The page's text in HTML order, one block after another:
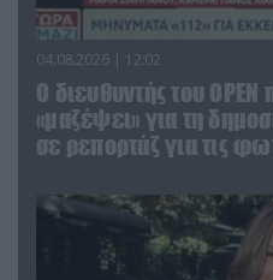
04.08.2026 | 12:02
O διευθυντής του
«μαζέψει» για τη
σε ρεπορτάζ για τις